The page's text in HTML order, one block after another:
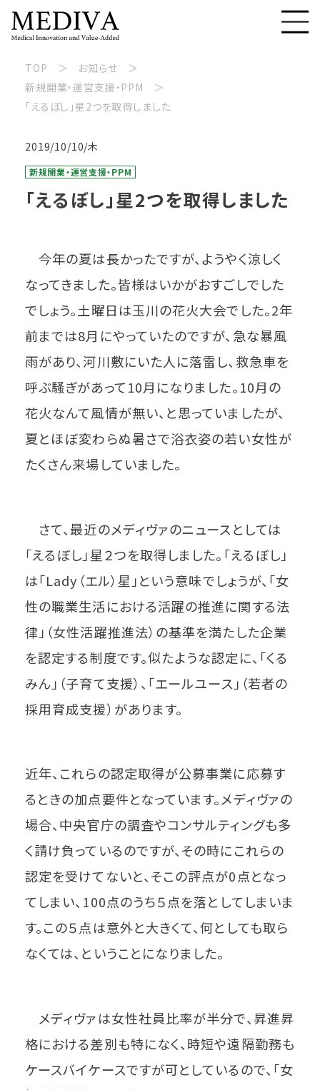
TOP
お知らせ
新規開業・運営支援・PPM
「えるぼし」星2つを取得しました
2019/10/10/木
新規開業・運営支援・PPM
「えるぼし」星2つを取得しました
今年の夏は長かったですが、ようやく涼しく
なってきました。皆様はいかがおすごしでした
でしょう。土曜日は玉川の花火大会でした。2年
前までは8月にやっていたのですが、急な暴風
雨があり、河川敷にいた人に落雷し、救急車を
呼ぶ騒ぎがあって10月になりました。10月の
花火なんて風情が無い、と思っていましたが、
夏とほぼ変わらぬ暑さで浴衣姿の若い女性が
たくさん来場していました。
さて、最近のメディヴァのニュースとしては
「えるぼし」星２つを取得しました。「えるぼし」
は「Lady（エル）星」という意味でしょうが、「女
性の職業生活における活躍の推進に関する法
律」（女性活躍推進法）の基準を満たした企業
を認定する制度です。似たような認定に、「くる
みん」（子育て支援）、「エールユース」（若者の
採用育成支援）があります。
近年、これらの認定取得が公募事業に応募す
るときの加点要件となっています。メディヴァの
場合、中央官庁の調査やコンサルティングも多
く請け負っているのですが、その時にこれらの
認定を受けてないと、そこの評点が0点となっ
てしまい、100点のうち５点を落としてしまいま
す。この５点は意外と大きくて、何としても取ら
なくては、ということになりました。
メディヴァは女性社員比率が半分で、昇進昇
格における差別も特になく、時短や遠隔勤務も
ケースバイケースですが可としているので、「女